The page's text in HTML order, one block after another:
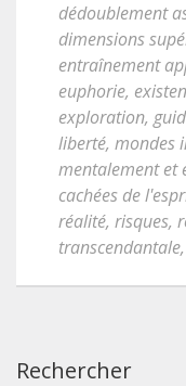
dédoublement
dimensions
entraînement
euphorie,
exploration,
liberté, mondes
mentalement et
cachées de
réalité, risques,
transcendantale,
Rechercher